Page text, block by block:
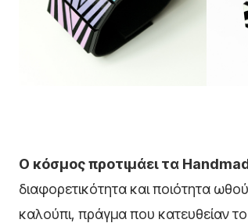
Ο κόσμος προτιμάει τα
διαφορετικότητα και ποιότητα
καλούπι, πράγμα που κατευθείαν το